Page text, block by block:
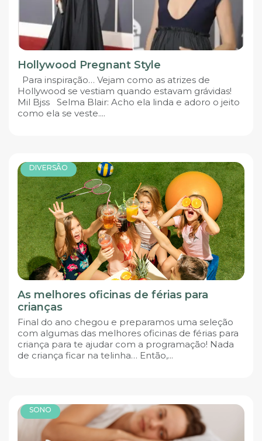
Hollywood Pregnant Style
Para inspiração… Vejam como as atrizes de
Hollywood se vestiam quando estavam grávidas!
Mil Bjss Selma Blair: Acho ela linda e adoro o jeito
como ela se veste....
DIVERSÃO
As melhores oficinas de férias para
crianças
Final do ano chegou e preparamos uma seleção
com algumas das melhores oficinas de férias para
criança para te ajudar com a programação! Nada
de criança ficar na telinha… Então,...
SONO